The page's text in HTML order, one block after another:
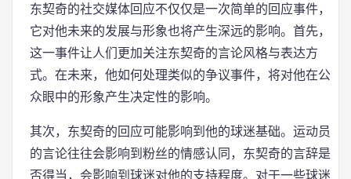
东契奇的社交媒体回应不仅仅是一次简单的回应事件，
它对他未来的发展与形象也将产生深远的影响。首先，
这一事件让人们更加关注东契奇的言论风格与表达方
式。在未来，他如何处理类似的争议事件，将对他在公
众眼中的形象产生决定性的影响。
其次，东契奇的回应可能影响到他的球迷基础。运动员
的言论往往会影响到粉丝的情感认同，东契奇的言辞是
否得当，会影响到球迷对他的支持程度。对于一些球迷